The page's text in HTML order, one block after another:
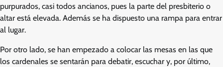
purpurados, casi todos ancianos, pues la parte del presbiterio o
altar está elevada. Además se ha dispuesto una rampa para entrar
al lugar.
Por otro lado, se han empezado a colocar las mesas en las que
los cardenales se sentarán para debatir, escuchar y, por último,